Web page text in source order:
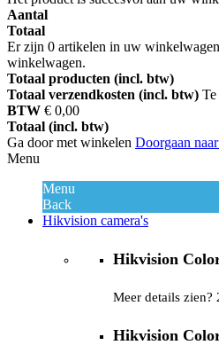
Aantal
Totaal
Er zijn 0 artikelen in uw
winkelwagen.
Totaal producten (incl. btw)
Totaal verzendkosten (incl. btw) Te
BTW € 0,00
Totaal (incl. btw)
Ga door met winkelen Doorgaan
Menu
Menu
Back
Hikvision camera's
Hikvision
Meer details zien?
Hikvision